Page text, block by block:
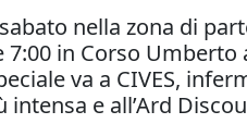
nella zona di
in Corso
va a CIVES,
e all’Ard